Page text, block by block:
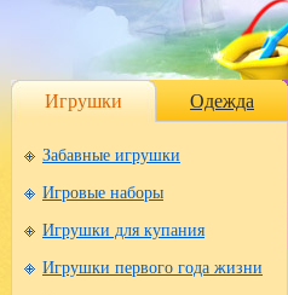
Игрушки Одежда
Забавные игрушки
Игровые наборы
Игрушки для купания
Игрушки первого года жизни